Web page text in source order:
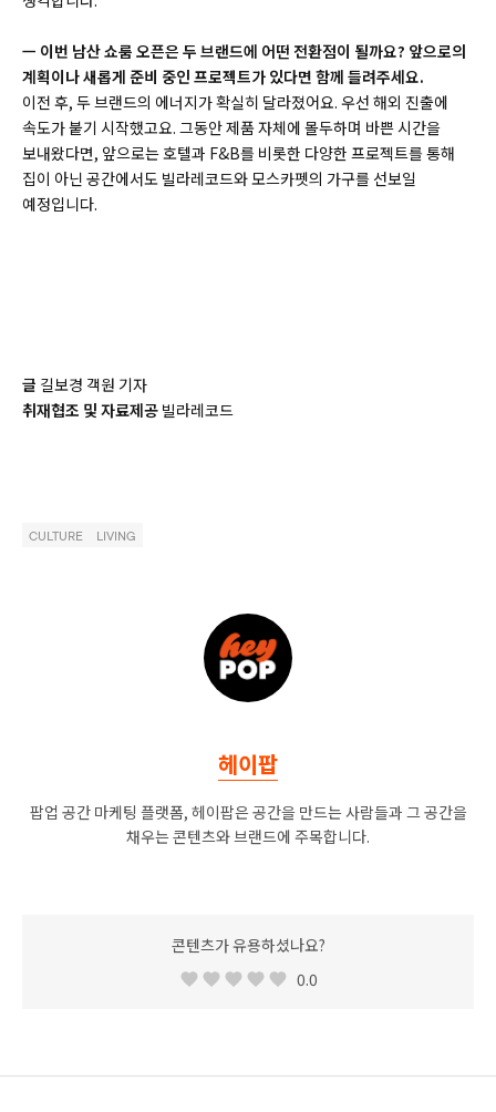
ㅡ 이번 남산 쇼룸 오픈은 두 브랜드에 어떤 전환점이 될까요? 앞으로의
계획이나 새롭게 준비 중인 프로젝트가 있다면 함께 들려주세요.
이전 후, 두 브랜드의 에너지가 확실히 달라졌어요. 우선 해외 진출에
속도가 붙기 시작했고요. 그동안 제품 자체에 몰두하며 바쁜 시간을
보내왔다면, 앞으로는 호텔과 F&B를 비롯한 다양한 프로젝트를 통해
집이 아닌 공간에서도 빌라레코드와 모스카펫의 가구를 선보일
예정입니다.
글 길보경 객원 기자
취재협조 및 자료제공 빌라레코드
CULTURE LIVING
헤이팝
팝업 공간 마케팅 플랫폼, 헤이팝은 공간을 만드는 사람들과 그 공간을
채우는 콘텐츠와 브랜드에 주목합니다.
콘텐츠가 유용하셨나요?
0.0